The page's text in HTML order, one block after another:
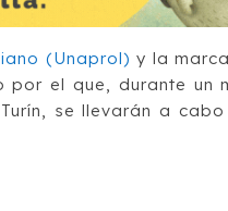
(Unaprol) y la
por el que, durante un
se llevarán a